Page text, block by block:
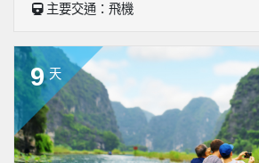
主要交通：飛機
9 天